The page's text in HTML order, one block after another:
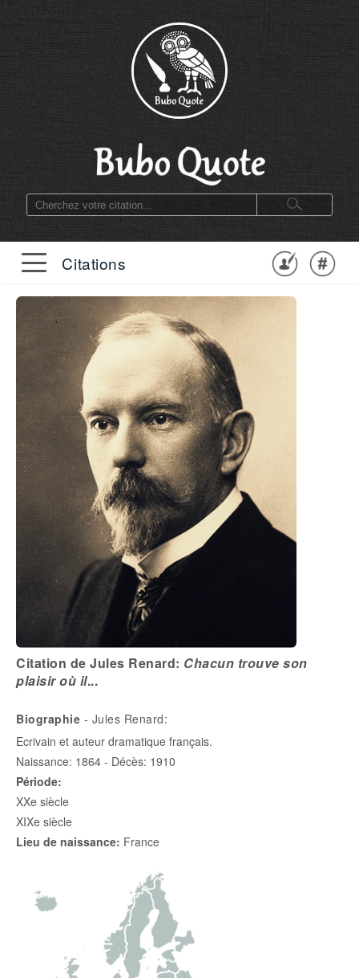
Citations
Citation de Jules Renard: Chacun trouve son
plaisir où il...
Biographie - Jules Renard:
Ecrivain et auteur dramatique français.
Naissance: 1864 - Décès: 1910
Période:
XXe siècle
XIXe siècle
Lieu de naissance: France